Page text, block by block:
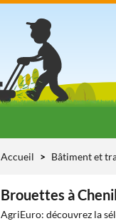
Accueil Bâtiment et
Brouettes à
AgriEuro: découvrez la